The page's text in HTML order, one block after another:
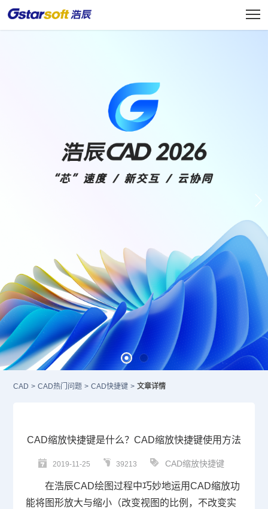
CAD > CAD热门问题 > CAD快捷键 > 文章详情
CAD缩放快捷键是什么？CAD缩放快捷键使用方法
2019-11-25 39213 CAD缩放快捷键
在浩辰CAD绘图过程中巧妙地运用CAD缩放功
能将图形放大与缩小（改变视图的比例，不改变实